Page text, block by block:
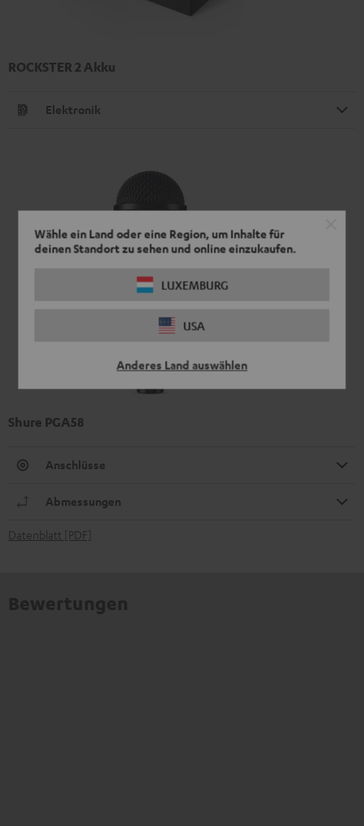
Wähle ein Land oder eine Region, um Inhalte für
deinen Standort zu sehen und online einzukaufen.
LUXEMBURG
USA
Anderes Land auswählen
ROCKSTER 2 Akku
Elektronik
Shure PGA58
Anschlüsse
Abmessungen
Datenblatt [PDF]